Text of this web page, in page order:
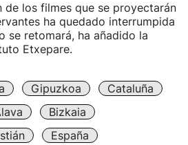
de los filmes que se proyectarán
ha quedado interrumpida
se retomará, ha añadido la
Etxepare.
Gipuzkoa
Cataluña
Bizkaia
España